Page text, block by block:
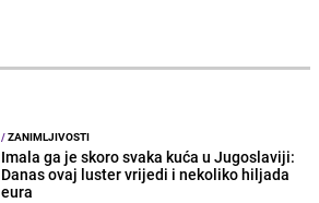
/ZANIMLJIVOSTI
Imala ga je skoro svaka kuća u Jugoslaviji:
Danas ovaj luster vrijedi i nekoliko hiljada
eura